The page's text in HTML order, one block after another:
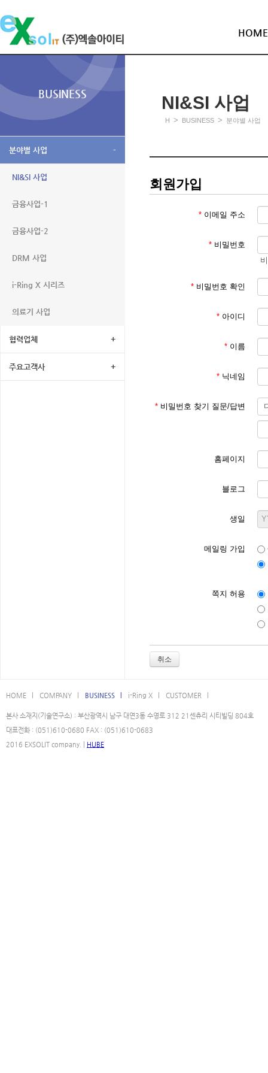
HOME
BUSINESS
분야별 사업 -
NI&SI 사업
금융사업-1
금융사업-2
DRM 사업
i-Ring X 시리즈
의료기 사업
협력업체 +
주요고객사 +
NI&SI 사업
H > BUSINESS > 분야별 사업
회원가입
* 이메일 주소
* 비밀번호
* 비밀번호 확인
* 아이디
* 이름
* 닉네임
* 비밀번호 찾기 질문/답변
홈페이지
블로그
생일
메일링 가입
쪽지 허용
취소
HOME l COMPANY l BUSINESS l i-Ring X l CUSTOMER l
본사 소재지(기술연구소) : 부산광역시 남구 대연3동 수영로 312 21센츄리 시티빌딩 804호
대표전화 : (051)610-0680 FAX : (051)610-0683
2016 EXSOLIT company. | HUBE